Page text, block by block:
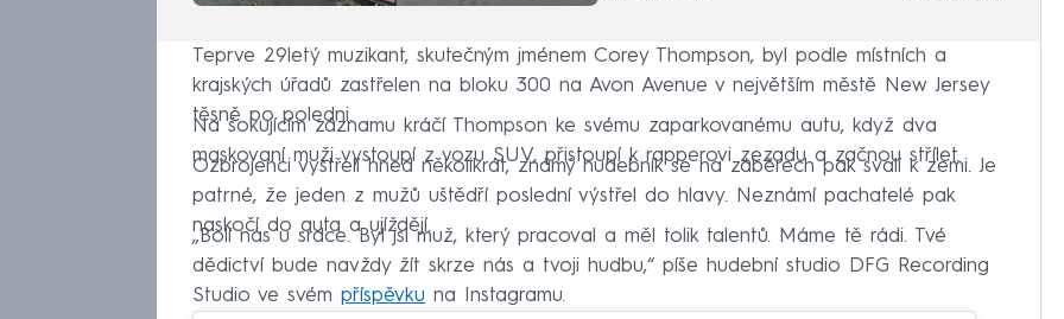
Teprve 29letý muzikant, skutečným jménem Corey Thompson, byl podle místních a
krajských úřadů zastřelen na bloku 300 na Avon Avenue v největším městě New Jersey
těsně po poledni.
Na šokujícím záznamu kráčí Thompson ke svému zaparkovanému autu, když dva
maskovaní muži vystoupí z vozu SUV, přistoupí k rapperovi zezadu a začnou střílet.
Ozbrojenci vystřelí hned několikrát, známý hudebník se na záběrech pak svalí k zemi. Je
patrné, že jeden z mužů uštědří poslední výstřel do hlavy. Neznámí pachatelé pak
naskočí do auta a ujíždějí.
„Bolí nás u srdce. Byl jsi muž, který pracoval a měl tolik talentů. Máme tě rádi. Tvé
dědictví bude navždy žít skrze nás a tvoji hudbu,“ píše hudební studio DFG Recording
Studio ve svém příspěvku na Instagramu.